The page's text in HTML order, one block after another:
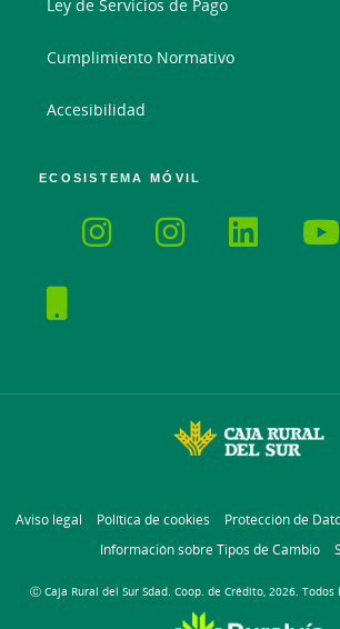
Ley de Servicios de Pago
Cumplimiento Normativo
Accesibilidad
ECOSISTEMA MÓVIL
Aviso legal Política de cookies Protección de
Información sobre Tipos de Cambio
Ⓒ Caja Rural del Sur Sdad. Coop. de Crédito, 2026.